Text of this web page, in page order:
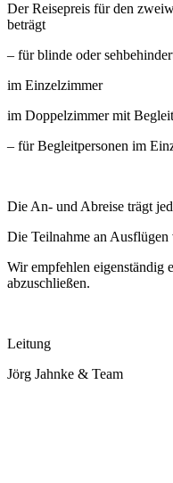
Der Reisepreis für den
beträgt
– für blinde oder
im
im Doppelzimmer mit
– für Begleitpersonen
Die An- und Abreise trägt
Die Teilnahme an
Wir empfehlen eigenständig
abzuschließen.
Leitung
Jörg Jahnke & Team